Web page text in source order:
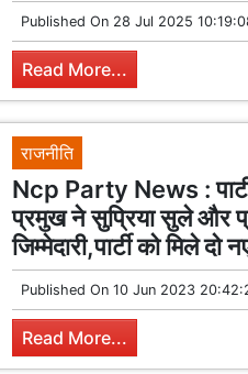
Published On 28 Jul 2025
Read More...
राजनीति
Ncp Party News :
प्रमुख ने सुप्रिया सुले और
जिम्मेदारी,पार्टी को मिले दो
Published On 10 Jun 2023
Read More...